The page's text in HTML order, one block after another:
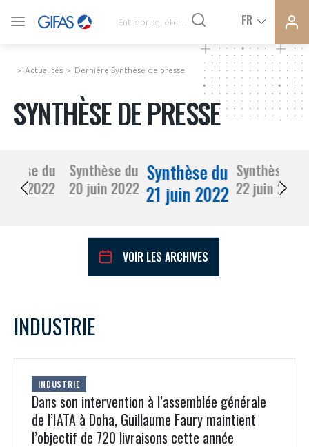
FR
SYNTHÈSE DE PRESSE
PRÉSENTATION
NOTRE VISION
ORGANISATION
Actualités Dernière Synthèse de presse
SYNTHÈSE DE PRESSE
du
17 juin 2022
Synthèse du
20 juin 2022
Synthèse du
21 juin 2022
Synthèse du
22 juin 2022
VOIR LES ARCHIVES
L
1 2 3 4
5
15 17 18
20
21 23
28
INDUSTRIE
INDUSTRIE
Dans son intervention à l’assemblée générale
de l’IATA à Doha, Guillaume Faury maintient
l’objectif de 720 livraisons cette année
VOUS ÊTES ADHÉRENTS
PAS ENCORE ADHÉRENT ?
Rejoignez une filière d’excellence et développez
votre réseau au sein d’un écosystème intégré et
DEMANDE D’ADHÉSION
Avez-vous un statut de droit français ?